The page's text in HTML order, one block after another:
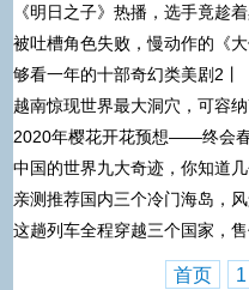
《明日之子》热播，选手竟趁
被吐槽角色失败，慢动作的《
够看一年的十部奇幻类美剧2丨
越南惊现世界最大洞穴，可容
2020年樱花开花预想——终会
中国的世界九大奇迹，你知道
亲测推荐国内三个冷门海岛，
这趟列车全程穿越三个国家，
首页 1